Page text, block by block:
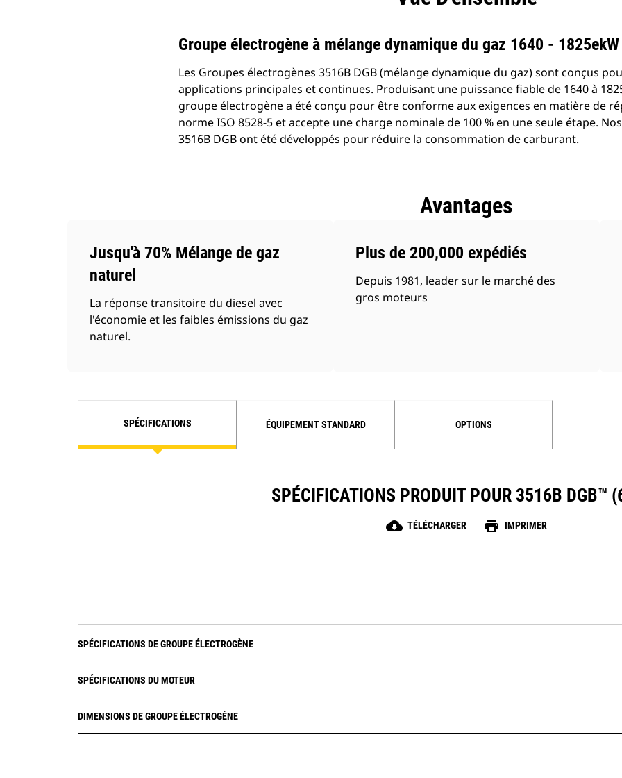
Groupe électrogène à mélange dynamique du gaz 1640 - 1825ekW
Les Groupes électrogènes 3516B DGB (mélange dynamique du gaz) sont conçus
applications principales et continues. Produisant une puissance fiable de 1640 à
groupe électrogène a été conçu pour être conforme aux exigences en matière de
norme ISO 8528-5 et accepte une charge nominale de 100 % en une seule étape.
3516B DGB ont été développés pour réduire la consommation de carburant.
Avantages
Jusqu'à 70% Mélange de gaz
naturel
La réponse transitoire du diesel avec
l'économie et les faibles émissions du gaz
naturel.
Plus de 200,000 expédiés
Depuis 1981, leader sur le marché des
gros moteurs
SPÉCIFICATIONS ÉQUIPEMENT STANDARD OPTIONS
SPÉCIFICATIONS PRODUIT POUR 3516B DGB™
cloud_download TÉLÉCHARGER print IMPRIMER
SPÉCIFICATIONS DE GROUPE ÉLECTROGÈNE
SPÉCIFICATIONS DU MOTEUR
DIMENSIONS DE GROUPE ÉLECTROGÈNE